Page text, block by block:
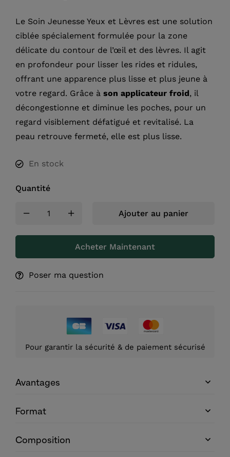
Le Soin Jeunesse Yeux et Lèvres est une solution
ciblée spécialement formulée pour la zone
délicate du contour de l’œil et des lèvres. Il agit
en profondeur pour lisser les rides et ridules,
offrant une apparence plus lisse et plus jeune à
votre regard. Grâce à son applicateur froid, il
décongestionne et diminue les poches, pour un
regard visiblement défatigué et revitalisé. La
peau retrouve fermeté, elle est plus lisse.
En stock
Quantité
Ajouter au panier
Acheter Maintenant
Poser ma question
Pour garantir la sécurité & de paiement sécurisé
Avantages
Format
Composition